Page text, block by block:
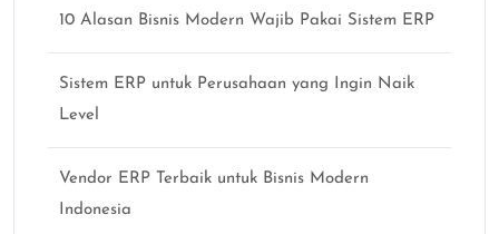
10 Alasan Bisnis Modern Wajib Pakai Sistem ERP
Sistem ERP untuk Perusahaan yang Ingin Naik
Level
Vendor ERP Terbaik untuk Bisnis Modern
Indonesia